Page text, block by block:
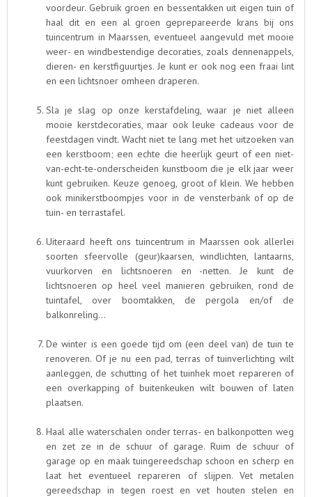
voordeur. Gebruik groen en bessentakken uit eigen tuin of
haal dit en een al groen geprepareerde krans bij ons
tuincentrum in Maarssen, eventueel aangevuld met mooie
weer- en windbestendige decoraties, zoals dennenappels,
dieren- en kerstfiguurtjes. Je kunt er ook nog een fraai lint
en een lichtsnoer omheen draperen.
Sla je slag op onze kerstafdeling, waar je niet alleen
mooie kerstdecoraties, maar ook leuke cadeaus voor de
feestdagen vindt. Wacht niet te lang met het uitzoeken van
een kerstboom; een echte die heerlijk geurt of een niet-
van-echt-te-onderscheiden kunstboom die je elk jaar weer
kunt gebruiken. Keuze genoeg, groot of klein. We hebben
ook minikerstboompjes voor in de vensterbank of op de
tuin- en terrastafel.
Uiteraard heeft ons tuincentrum in Maarssen ook allerlei
soorten sfeervolle (geur)kaarsen, windlichten, lantaarns,
vuurkorven en lichtsnoeren en -netten. Je kunt de
lichtsnoeren op heel veel manieren gebruiken, rond de
tuintafel, over boomtakken, de pergola en/of de
balkonreling…
De winter is een goede tijd om (een deel van) de tuin te
renoveren. Of je nu een pad, terras of tuinverlichting wilt
aanleggen, de schutting of het tuinhek moet repareren of
een overkapping of buitenkeuken wilt bouwen of laten
plaatsen.
Haal alle waterschalen onder terras- en balkonpotten weg
en zet ze in de schuur of garage. Ruim de schuur of
garage op en maak tuingereedschap schoon en scherp en
laat het eventueel repareren of slijpen. Vet metalen
gereedschap in tegen roest en vet houten stelen en